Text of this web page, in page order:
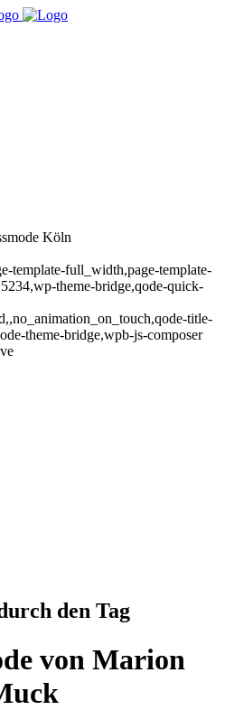
Köln
template-full_width,page-template-
theme-bridge,qode-quick-
title-
theme-bridge,wpb-js-composer
den Tag
von Marion